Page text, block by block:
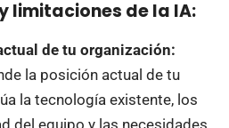
limitaciones de la IA:
de tu organización:
la posición actual de tu
la tecnología existente, los